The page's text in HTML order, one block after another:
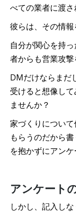
べての業者に渡さ
彼らは、その情報
自分が関心を持
者からも営業攻撃
DMだけならまだ
受けると想像し
ませんか？
家づくりについ
もらうのだから
を抱かずにアンケ
アンケート
しかし、記入し